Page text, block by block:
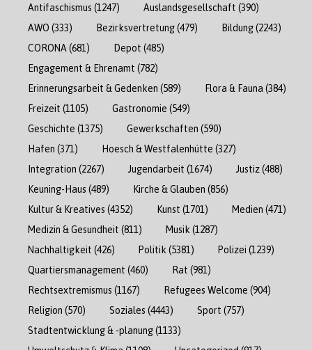
Antifaschismus (1247) Auslandsgesellschaft (390)
AWO (333) Bezirksvertretung(479) Bildung(2243)
CORONA (681) Depot (485)
Engagement & Ehrenamt (782)
Erinnerungsarbeit & Gedenken (589) Flora & Fauna (384)
Freizeit (1105) Gastronomie (549)
Geschichte (1375) Gewerkschaften (590)
Hafen (371) Hoesch & Westfalenhütte (327)
Integration (2267) Jugendarbeit (1674) Justiz(488)
Keuning-Haus (489) Kirche & Glauben (856)
Kultur & Kreatives (4352) Kunst (1701) Medien (471)
Medizin & Gesundheit (811) Musik (1287)
Nachhaltigkeit (426) Politik (5381) Polizei (1239)
Quartiersmanagement (460) Rat (981)
Rechtsextremismus (1167) Refugees Welcome (904)
Religion (570) Soziales (4443) Sport (757)
Stadtentwicklung & -planung(1133)